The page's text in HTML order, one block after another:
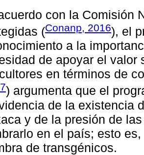
con la Comisión
(Conanp, 2016), el
a la
de apoyar el
en términos de
) argumenta que el
de la existencia
y de la presión de
en el país; esto
de transgénicos.